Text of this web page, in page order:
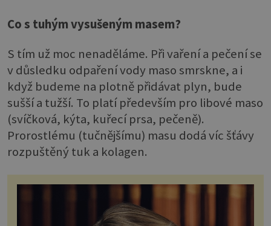
Co s tuhým vysušeným masem?
S tím už moc nenaděláme. Při vaření a pečení se
v důsledku odpaření vody maso smrskne, a i
když budeme na plotně přidávat plyn, bude
sušší a tužší. To platí především pro libové maso
(svíčková, kýta, kuřecí prsa, pečeně).
Prorostlému (tučnějšímu) masu dodá víc šťávy
rozpuštěný tuk a kolagen.